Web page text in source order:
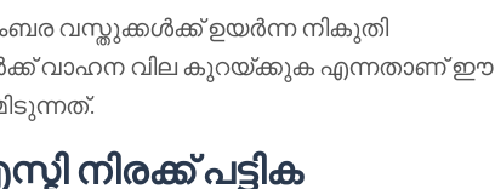
വസ്തുക്കൾക്ക് ഉയർന്ന നികുതി
വാഹന വില കുറയ്ക്കുക എന്നതാണ് ഈ
നിരക്ക് പട്ടിക